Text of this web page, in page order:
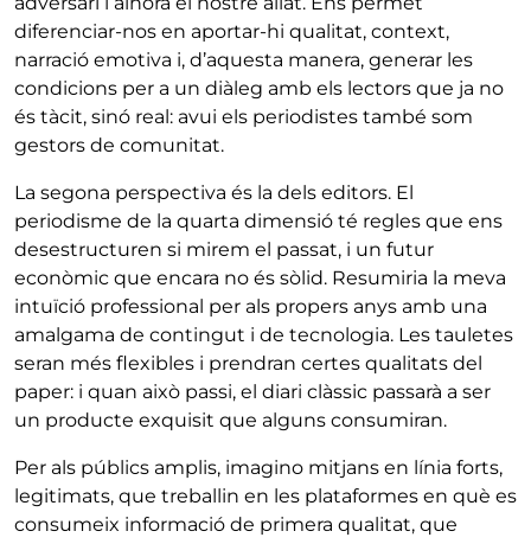
diferenciar-nos en aportar-hi qualitat, context,
narració emotiva i, d’aquesta manera, generar les
condicions per a un diàleg amb els lectors que ja no
és tàcit, sinó real: avui els periodistes també som
gestors de comunitat.
La segona perspectiva és la dels editors. El
periodisme de la quarta dimensió té regles que ens
desestructuren si mirem el passat, i un futur
econòmic que encara no és sòlid. Resumiria la meva
intuïció professional per als propers anys amb una
amalgama de contingut i de tecnologia. Les tauletes
seran més flexibles i prendran certes qualitats del
paper: i quan això passi, el diari clàssic passarà a ser
un producte exquisit que alguns consumiran.
Per als públics amplis, imagino mitjans en línia forts,
legitimats, que treballin en les plataformes en què es
consumeix informació de primera qualitat, que